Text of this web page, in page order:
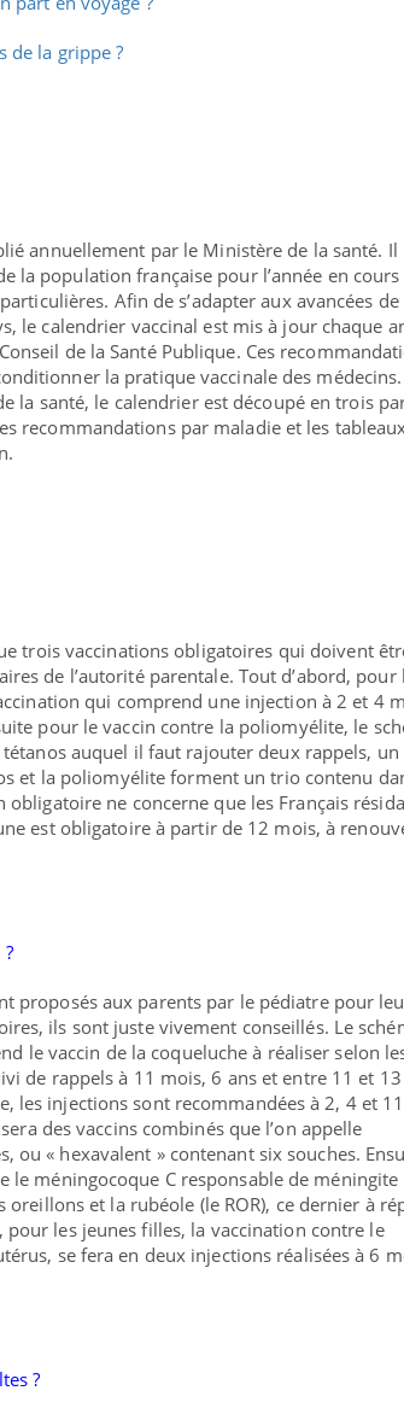
de la grippe ?
annuellement par le Ministère de la santé. Il
la population française pour l’année en cours
Afin de s’adapter aux avancées de
le calendrier vaccinal est mis à jour chaque
de la Santé Publique. Ces
la pratique vaccinale des médecins.
la santé, le calendrier est découpé en trois
recommandations par maladie et les tableaux
trois vaccinations obligatoires qui doivent
de l’autorité parentale. Tout d’abord, pour
qui comprend une injection à 2 et 4
pour le vaccin contre la poliomyélite, le
auquel il faut rajouter deux rappels, un
et la poliomyélite forment un trio contenu
ne concerne que les Français
est obligatoire à partir de 12 mois, à
proposés aux parents par le pédiatre pour
ils sont juste vivement conseillés. Le
le vaccin de la coqueluche à réaliser selon
de rappels à 11 mois, 6 ans et entre 11 et 13
les injections sont recommandées à 2, 4 et 11
des vaccins combinés que l’on appelle
ou « hexavalent » contenant six souches.
le méningocoque C responsable de méningite
et la rubéole (le ROR), ce dernier à
les jeunes filles, la vaccination contre le
se fera en deux injections réalisées à 6
?